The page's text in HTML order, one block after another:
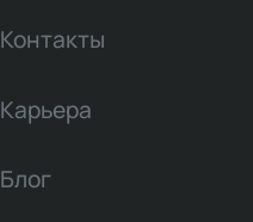
Контакты
Карьера
Блог